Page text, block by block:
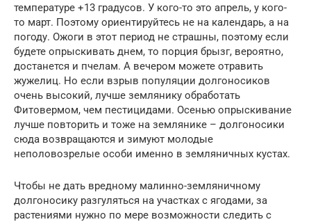
температуре +13 градусов. У кого-то это апрель, у кого-
то март. Поэтому ориентируйтесь не на календарь, а на
погоду. Ожоги в этот период не страшны, поэтому если
будете опрыскивать днем, то порция брызг, вероятно,
достанется и пчелам. А вечером можете отравить
жужелиц. Но если взрыв популяции долгоносиков
очень высокий, лучше землянику обработать
Фитовермом, чем пестицидами. Осенью опрыскивание
лучше повторить и тоже на землянике – долгоносики
сюда возвращаются и зимуют молодые
неполовозрелые особи именно в земляничных кустах.
Чтобы не дать вредному малинно-земляничному
долгоносику разгуляться на участках с ягодами, за
растениями нужно по мере возможности следить с